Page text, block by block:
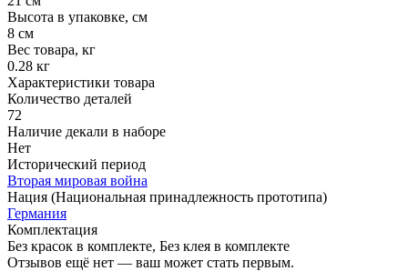
Высота в упаковке, см
8 см
Вес товара, кг
0.28 кг
Характеристики товара
Количество деталей
72
Наличие декали в наборе
Нет
Исторический период
Вторая мировая война
Нация (Национальная принадлежность прототипа)
Германия
Комплектация
Без красок в комплекте, Без клея в комплекте
Отзывов ещё нет — ваш может стать первым.